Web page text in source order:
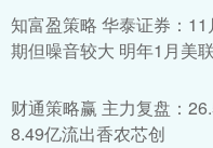
知富盈策略 华泰证券：
期但噪音较大 明年1月美
财通策略赢 主力复盘：
8.49亿流出香农芯创